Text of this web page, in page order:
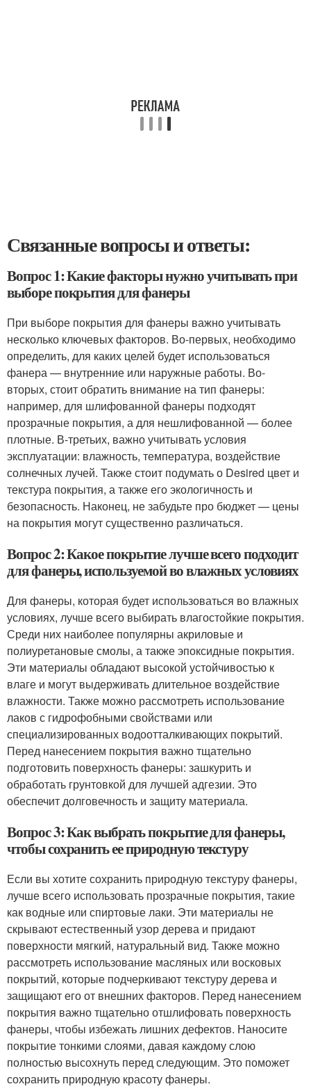
Связанные вопросы и ответы:
Вопрос 1: Какие факторы нужно учитывать при
выборе покрытия для фанеры
При выборе покрытия для фанеры важно учитывать
несколько ключевых факторов. Во-первых, необходимо
определить, для каких целей будет использоваться
фанера — внутренние или наружные работы. Во-
вторых, стоит обратить внимание на тип фанеры:
например, для шлифованной фанеры подходят
прозрачные покрытия, а для нешлифованной — более
плотные. В-третьих, важно учитывать условия
эксплуатации: влажность, температура, воздействие
солнечных лучей. Также стоит подумать о Desired цвет и
текстура покрытия, а также его экологичность и
безопасность. Наконец, не забудьте про бюджет — цены
на покрытия могут существенно различаться.
Вопрос 2: Какое покрытие лучше всего подходит
для фанеры, используемой во влажных условиях
Для фанеры, которая будет использоваться во влажных
условиях, лучше всего выбирать влагостойкие покрытия.
Среди них наиболее популярны акриловые и
полиуретановые смолы, а также эпоксидные покрытия.
Эти материалы обладают высокой устойчивостью к
влаге и могут выдерживать длительное воздействие
влажности. Также можно рассмотреть использование
лаков с гидрофобными свойствами или
специализированных водоотталкивающих покрытий.
Перед нанесением покрытия важно тщательно
подготовить поверхность фанеры: зашкурить и
обработать грунтовкой для лучшей адгезии. Это
обеспечит долговечность и защиту материала.
Вопрос 3: Как выбрать покрытие для фанеры,
чтобы сохранить ее природную текстуру
Если вы хотите сохранить природную текстуру фанеры,
лучше всего использовать прозрачные покрытия, такие
как водные или спиртовые лаки. Эти материалы не
скрывают естественный узор дерева и придают
поверхности мягкий, натуральный вид. Также можно
рассмотреть использование масляных или восковых
покрытий, которые подчеркивают текстуру дерева и
защищают его от внешних факторов. Перед нанесением
покрытия важно тщательно отшлифовать поверхность
фанеры, чтобы избежать лишних дефектов. Наносите
покрытие тонкими слоями, давая каждому слою
полностью высохнуть перед следующим. Это поможет
сохранить природную красоту фанеры.